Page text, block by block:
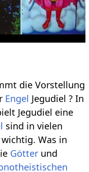
die Vorstellung
Engel Jegudiel ? In
Jegudiel eine
sind in vielen
wichtig. Was in
Götter und